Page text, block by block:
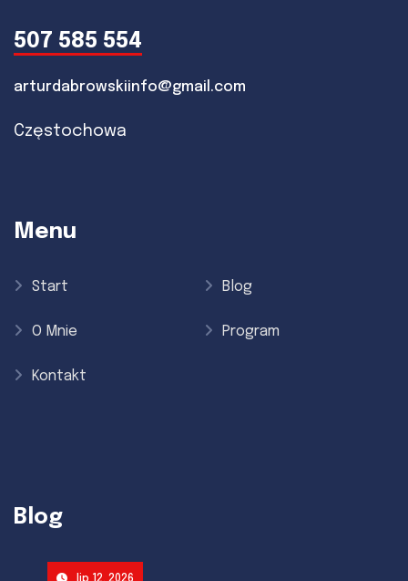
507 585 554
arturdabrowskiinfo@gmail.com
Częstochowa
Menu
Start Blog
O Mnie Program
Kontakt
Blog